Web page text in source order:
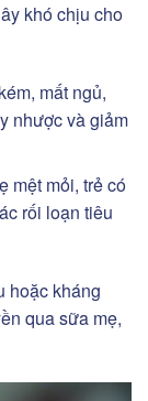
khó chịu cho
mất ngủ,
nhược và giảm
mệt mỏi, trẻ có
rối loạn tiêu
hoặc kháng
qua sữa mẹ,